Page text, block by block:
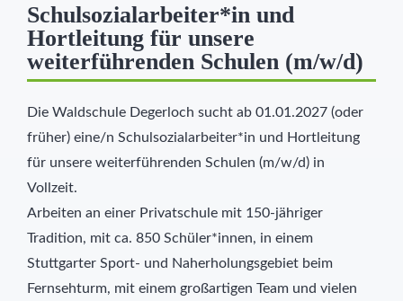
Schulsozialarbeiter*in und
Hortleitung für unsere
weiterführenden Schulen (m/w/d)
Die Waldschule Degerloch sucht ab 01.01.2027 (oder
früher) eine/n Schulsozialarbeiter*in und Hortleitung
für unsere weiterführenden Schulen (m/w/d) in
Vollzeit.
Arbeiten an einer Privatschule mit 150-jähriger
Tradition, mit ca. 850 Schüler*innen, in einem
Stuttgarter Sport- und Naherholungsgebiet beim
Fernsehturm, mit einem großartigen Team und vielen